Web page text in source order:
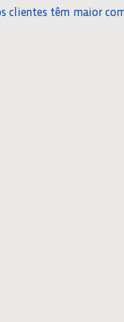
clientes têm maior